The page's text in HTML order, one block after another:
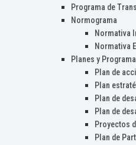
Programa de
Normograma
Normativa
Normativa
Planes y
Plan de
Plan
Plan de
Plan de
Proyectos
Plan de